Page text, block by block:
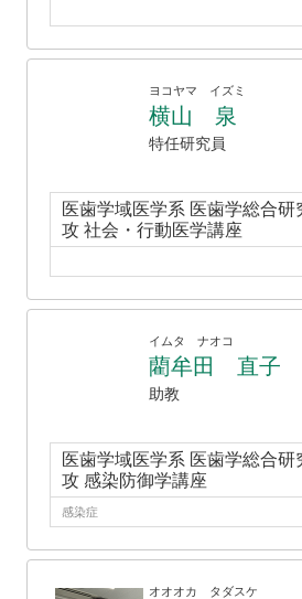
ヨコヤマ イズミ
横山 泉
特任研究員
医歯学域医学系 医歯学総合研
攻 社会・行動医学講座
イムタ ナオコ
藺牟田 直子
助教
医歯学域医学系 医歯学総合研
攻 感染防御学講座
感染症
オオオカ タダスケ